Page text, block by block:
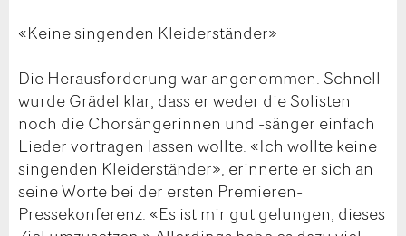
«Keine singenden Kleiderständer»
Die Herausforderung war angenommen. Schnell
wurde Grädel klar, dass er weder die Solisten
noch die Chorsängerinnen und -sänger einfach
Lieder vortragen lassen wollte. «Ich wollte keine
singenden Kleiderständer», erinnerte er sich an
seine Worte bei der ersten Premieren-
Pressekonferenz. «Es ist mir gut gelungen, dieses